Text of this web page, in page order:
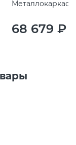
Металлокаркас
68 679 ₽